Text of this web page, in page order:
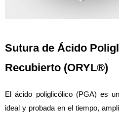
Sutura de Ácido
Recubierto (ORYL®)
El ácido poliglicólico (PGA) es
ideal y probada en el tiempo,